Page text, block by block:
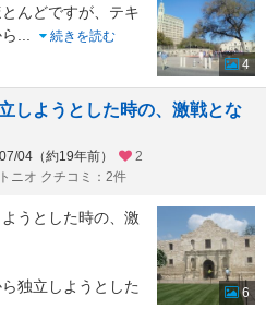
んどですが、テキ
...
続きを読む
4
しようとした時の、激戦とな
04（約19年前）
2
ニオ クチコミ：2件
うとした時の、激
独立しようとした
6